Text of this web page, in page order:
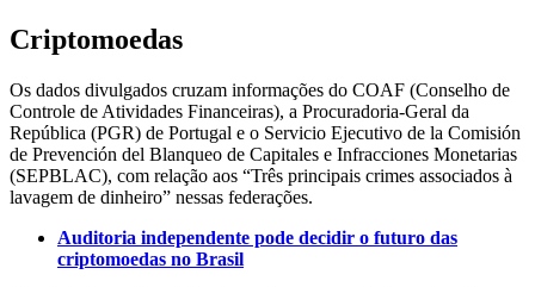
Criptomoedas
Os dados divulgados cruzam informações do COAF (Conselho de
Controle de Atividades Financeiras), a Procuradoria-Geral da
República (PGR) de Portugal e o Servicio Ejecutivo de la Comisión
de Prevención del Blanqueo de Capitales e Infracciones Monetarias
(SEPBLAC), com relação aos “Três principais crimes associados à
lavagem de dinheiro” nessas federações.
Auditoria independente pode decidir o futuro das
criptomoedas no Brasil